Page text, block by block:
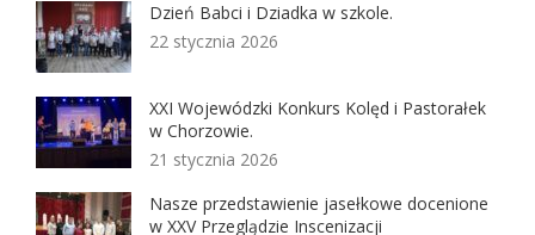
Dzień Babci i Dziadka w szkole.
22 stycznia 2026
XXI Wojewódzki Konkurs Kolęd i Pastorałek
w Chorzowie.
21 stycznia 2026
Nasze przedstawienie jasełkowe docenione
w XXV Przeglądzie Inscenizacji